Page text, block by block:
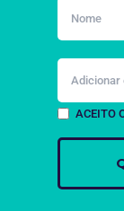
ACEITO